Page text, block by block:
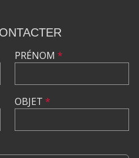
PRÉNOM *
OBJET *